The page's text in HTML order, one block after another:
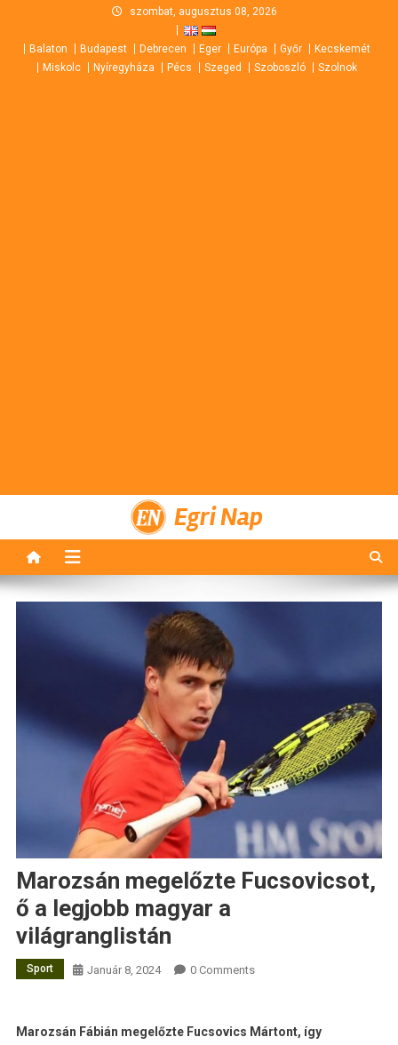
content
szombat, augusztus 08, 2026
Balaton Budapest Debrecen Eger Európa Győr
Kecskemét
Miskolc
Nyíregyháza Pécs Szeged Szoboszló Szolnok
Egri Nap
Marozsán megelőzte Fucsovicsot,
ő a legjobb magyar a
világranglistán
Sport Január 8, 2024 0 Comments
Marozsán Fábián megelőzte Fucsovics Mártont, így